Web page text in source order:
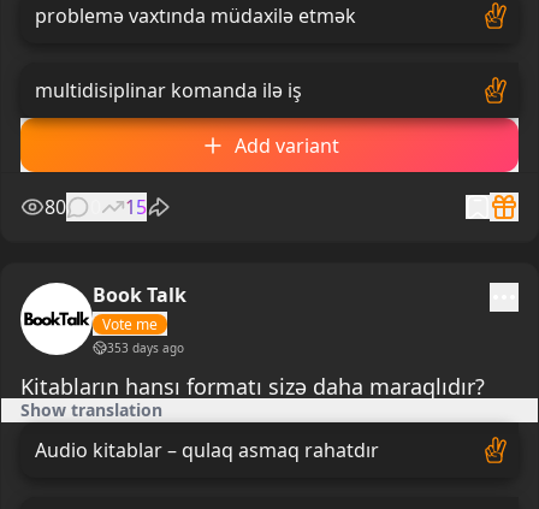
problemə vaxtında müdaxilə etmək
multidisiplinar komanda ilə iş
Add variant
80 15
Book Talk
Vote me
353 days ago
Kitabların hansı formatı sizə daha maraqlıdır?
Show translation
Audio kitablar – qulaq asmaq rahatdır